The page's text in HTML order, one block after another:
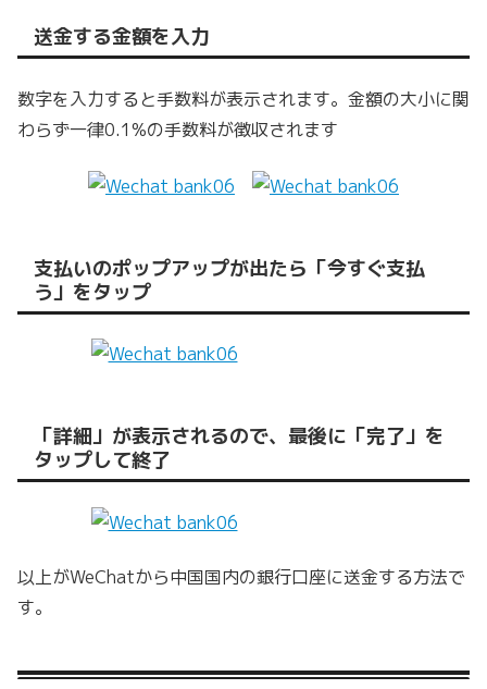
送金する金額を入力
数字を入力すると手数料が表示されます。金額の大小に関
わらず一律0.1%の手数料が徴収されます
支払いのポップアップが出たら「今すぐ支払
う」をタップ
「詳細」が表示されるので、最後に「完了」を
タップして終了
以上がWeChatから中国国内の銀行口座に送金する方法で
す。